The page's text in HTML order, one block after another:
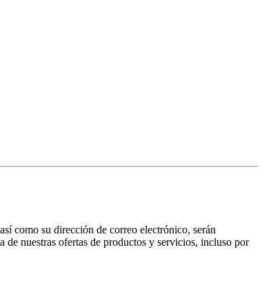
como su dirección de correo electrónico, serán
nuestras ofertas de productos y servicios, incluso por